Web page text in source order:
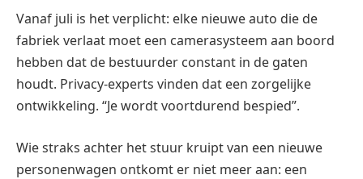
Vanaf juli is het verplicht: elke nieuwe auto die de
fabriek verlaat moet een camerasysteem aan boord
hebben dat de bestuurder constant in de gaten
houdt. Privacy-experts vinden dat een zorgelijke
ontwikkeling. “Je wordt voortdurend bespied”.
Wie straks achter het stuur kruipt van een nieuwe
personenwagen ontkomt er niet meer aan: een